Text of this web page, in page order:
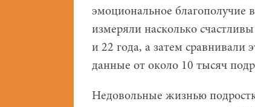
эмоциональное благополучие
измеряли насколько
и 22 года, а затем сравнивали
данные от около 10 тысяч
Недовольные жизнью